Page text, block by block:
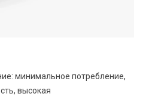
минимальное потребление,
высокая